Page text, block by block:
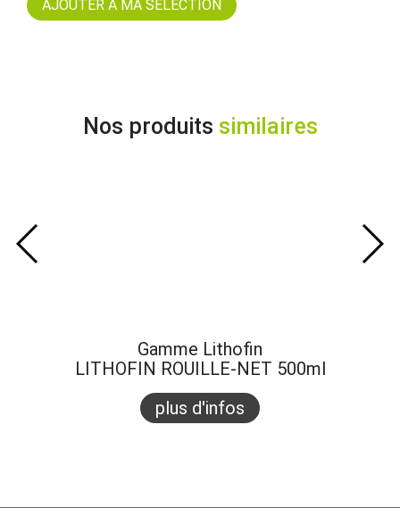
Nos produits similaires
Gamme Lithofin
LITHOFIN ROUILLE-NET 500ml
plus d'infos